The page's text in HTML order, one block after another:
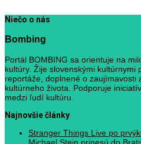
Niečo o nás
Bombing
Portál BOMBING sa orientuje na
kultúry. Žije slovenskými kultúrnymi
reportáže, doplnené o zaujímavosti
kultúrneho života. Podporuje
medzi ľudí kultúru.
Najnovšie články
Stranger Things Live po
Michael Stein prinesú do